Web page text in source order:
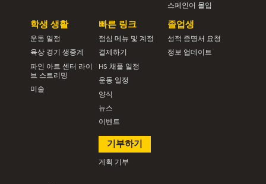
스페인어 몰입
학생 생활
운동 일정
육상 경기 생중계
파인 아트 센터 라이
브 스트리밍
미술
빠른 링크
점심 메뉴 및 계정
결제하기
HS 채플 일정
운동 일정
양식
뉴스
이벤트
졸업생
성적 증명서 요청
정보 업데이트
기부하기
계획 기부